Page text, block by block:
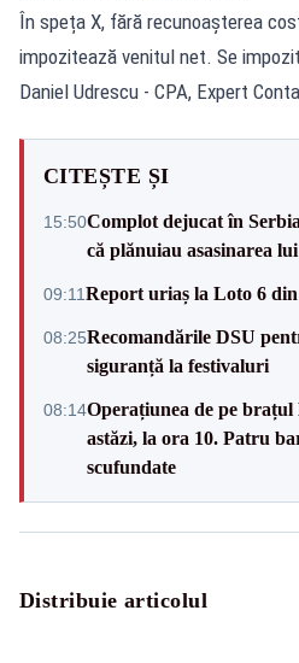
În speța X, fără recunoașterea
impozitează venitul net. Se
Daniel Udrescu - CPA, Expert
CITEȘTE ȘI
15:50Complot dejucat în
că plănuiau asasinarea
09:11Report uriaș la Loto 6
08:25Recomandările DSU
siguranță la festivaluri
08:14Operațiunea de pe
astăzi, la ora 10. Patru
scufundate
Distribuie articolul